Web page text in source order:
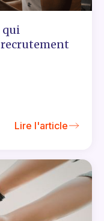
qui
Lire l'article